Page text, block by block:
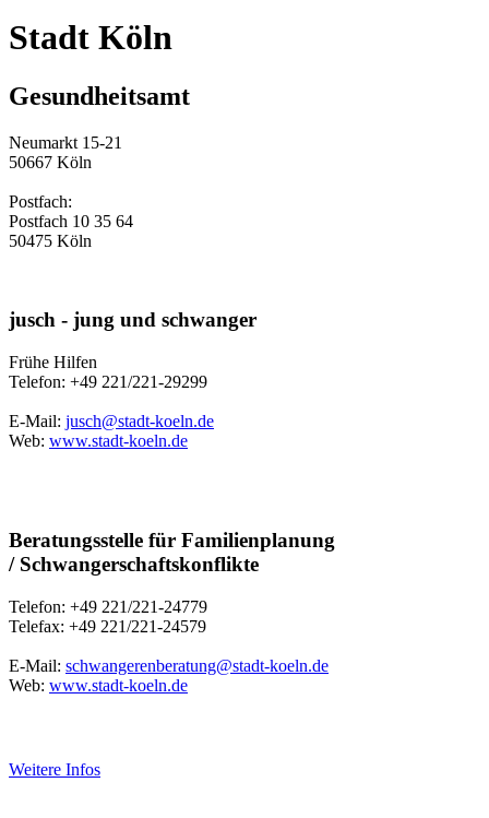
Stadt Köln
Gesundheitsamt
Neumarkt 15-21
50667 Köln
Postfach:
Postfach 10 35 64
50475 Köln
jusch - jung und schwanger
Frühe Hilfen
Telefon: +49 221/221-29299
E-Mail: jusch@stadt-koeln.de
Web: www.stadt-koeln.de
Beratungsstelle für Familienplanung
/ Schwangerschaftskonflikte
Telefon: +49 221/221-24779
Telefax: +49 221/221-24579
E-Mail: schwangerenberatung@stadt-koeln.de
Web: www.stadt-koeln.de
Weitere Infos